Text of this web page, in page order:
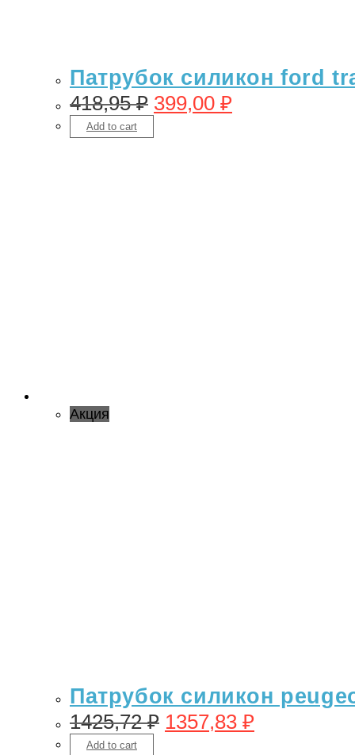
Патрубок силикон ford
418,95₽ 399,00 ₽
Add to cart
Акция
Патрубок силикон
1425,72₽ 1357,83 ₽
Add to cart